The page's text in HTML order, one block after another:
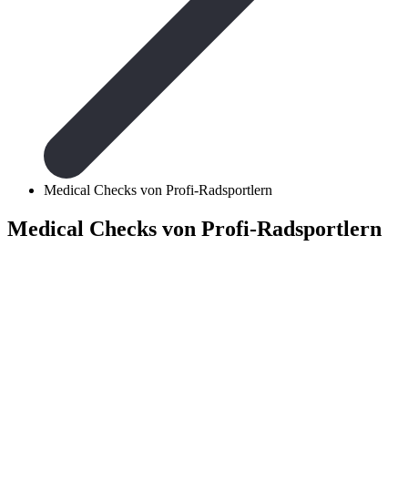
Medical Checks von Profi-Radsportlern
Medical Checks von Profi-Radsportlern